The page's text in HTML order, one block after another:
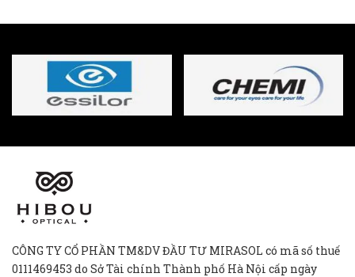
CÔNG TY CỔ PHẦN TM&DV ĐẦU TƯ MIRASOL có mã số thuế
0111469453 do Sở Tài chính Thành phố Hà Nội cấp ngày